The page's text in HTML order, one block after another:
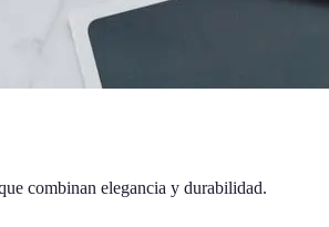
combinan elegancia y durabilidad.